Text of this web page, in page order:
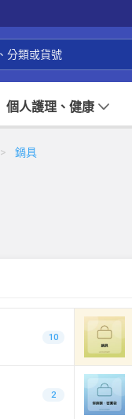
個人護理、健康
> 鍋具
10
2